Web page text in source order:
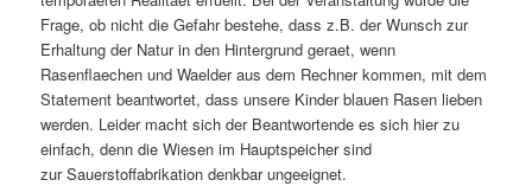
Frage, ob nicht die Gefahr bestehe, dass z.B. der Wunsch zur
Erhaltung der Natur in den Hintergrund geraet, wenn
Rasenflaechen und Waelder aus dem Rechner kommen, mit dem
Statement beantwortet, dass unsere Kinder blauen Rasen lieben
werden. Leider macht sich der Beantwortende es sich hier zu
einfach, denn die Wiesen im Hauptspeicher sind
zur Sauerstoffabrikation denkbar ungeeignet.